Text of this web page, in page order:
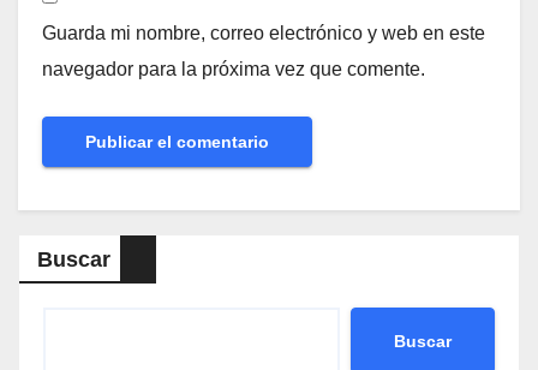
Guarda mi nombre, correo electrónico y web en este
navegador para la próxima vez que comente.
Buscar
Buscar